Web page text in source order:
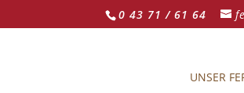
0 43 71 / 61 64
UNSER